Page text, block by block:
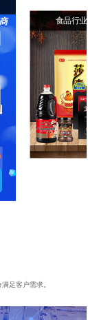
食品行业解
足客户需求。